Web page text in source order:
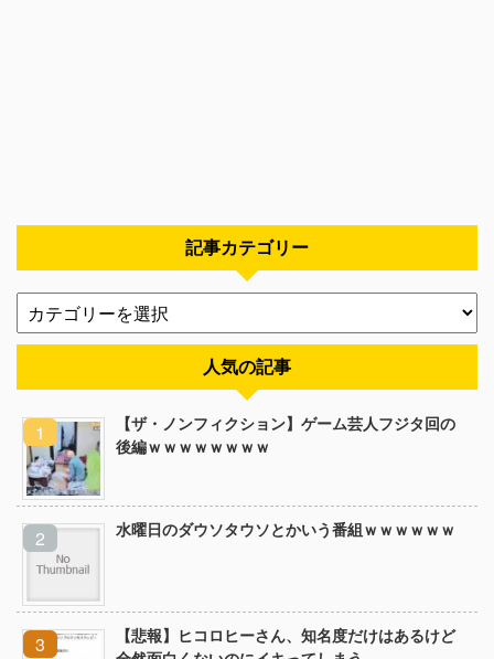
記事カテゴリー
人気の記事
【ザ・ノンフィクション】ゲーム芸人フジタ回の
後編ｗｗｗｗｗｗｗｗ
水曜日のダウソタウソとかいう番組ｗｗｗｗｗｗ
【悲報】ヒコロヒーさん、知名度だけはあるけど